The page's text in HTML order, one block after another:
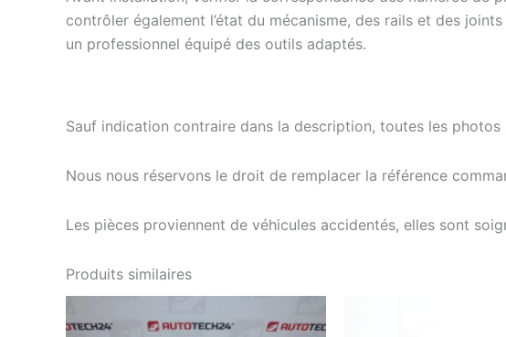
contrôler également l’état du mécanisme, des rails et des
un professionnel équipé des outils adaptés.
Sauf indication contraire dans la description, toutes les
Nous nous réservons le droit de remplacer la référence
Les pièces proviennent de véhicules accidentés, elles sont
Produits similaires